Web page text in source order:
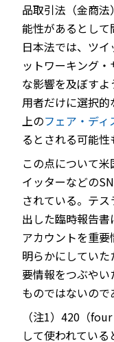
品取引法（金商
能性があるとして
日本法では、ツ
ットワーキング
な影響を及ぼす
用者だけに選択
上のフェア・デ
るとされる可能性
この点について
イッターなどの
されている。テ
出した臨時報告書
アカウントを重
明らかにしてい
要情報をつぶや
ものではないので
（注1）420（
して使われてい